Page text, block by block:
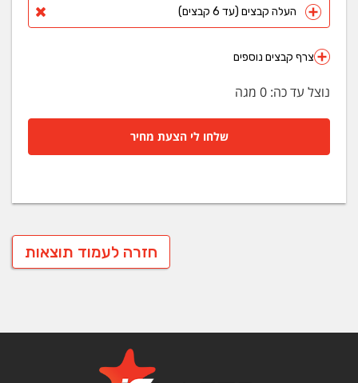
העלה קבצים (עד 6 קבצים)
צרף קבצים נוספים
נוצל עד כה: 0 מגה
שלחו לי הצעת מחיר
חזרה לעמוד תוצאות